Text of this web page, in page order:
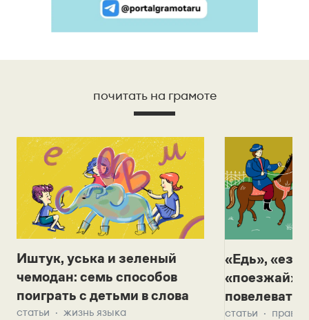
почитать на грамоте
Иштук, уська и зеленый
чемодан: семь способов
поиграть с детьми в слова
статьи жизнь языка
«Едь»,
«поезжай»?
повелевать
статьи